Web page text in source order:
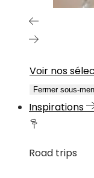
Voir nos
Fermer sous-
Inspirations
Road trips